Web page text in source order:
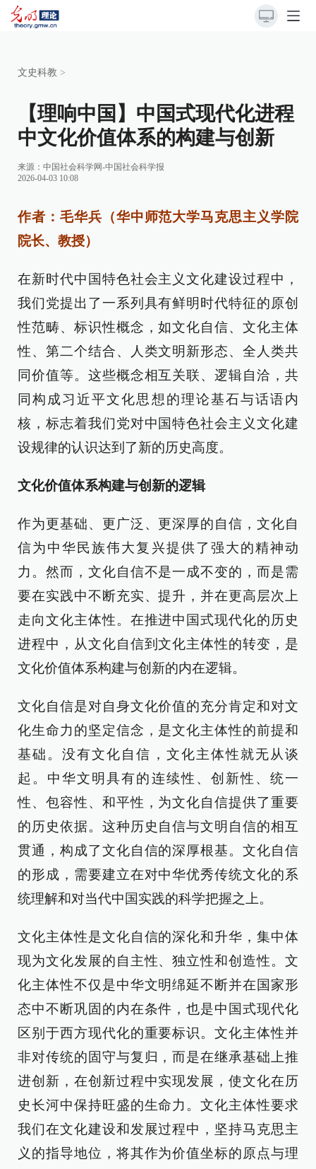
文史科教 >
【理响中国】中国式现代化进程
中文化价值体系的构建与创新
来源： 中国社会科学网-中国社会科学报
2026-04-03 10:08
作者：毛华兵（华中师范大学马克思主义学院
院长、教授）
在新时代中国特色社会主义文化建设过程中，
我们党提出了一系列具有鲜明时代特征的原创
性范畴、标识性概念，如文化自信、文化主体
性、第二个结合、人类文明新形态、全人类共
同价值等。这些概念相互关联、逻辑自洽，共
同构成习近平文化思想的理论基石与话语内
核，标志着我们党对中国特色社会主义文化建
设规律的认识达到了新的历史高度。
文化价值体系构建与创新的逻辑
作为更基础、更广泛、更深厚的自信，文化自
信为中华民族伟大复兴提供了强大的精神动
力。然而，文化自信不是一成不变的，而是需
要在实践中不断充实、提升，并在更高层次上
走向文化主体性。在推进中国式现代化的历史
进程中，从文化自信到文化主体性的转变，是
文化价值体系构建与创新的内在逻辑。
文化自信是对自身文化价值的充分肯定和对文
化生命力的坚定信念，是文化主体性的前提和
基础。没有文化自信，文化主体性就无从谈
起。中华文明具有的连续性、创新性、统一
性、包容性、和平性，为文化自信提供了重要
的历史依据。这种历史自信与文明自信的相互
贯通，构成了文化自信的深厚根基。文化自信
的形成，需要建立在对中华优秀传统文化的系
统理解和对当代中国实践的科学把握之上。
文化主体性是文化自信的深化和升华，集中体
现为文化发展的自主性、独立性和创造性。文
化主体性不仅是中华文明绵延不断并在国家形
态中不断巩固的内在条件，也是中国式现代化
区别于西方现代化的重要标识。文化主体性并
非对传统的固守与复归，而是在继承基础上推
进创新，在创新过程中实现发展，使文化在历
史长河中保持旺盛的生命力。文化主体性要求
我们在文化建设和发展过程中，坚持马克思主
义的指导地位，将其作为价值坐标的原点与理